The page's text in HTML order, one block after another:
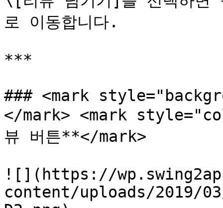
로 이동합니다.
***
### <mark
</mark> <mark
뷰 버튼**</mark>
![](https://
content/uploads/2019/03/